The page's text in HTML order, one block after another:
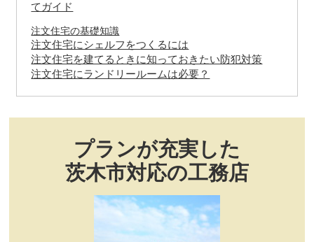
てガイド
注文住宅の基礎知識
注文住宅にシェルフをつくるには
注文住宅を建てるときに知っておきたい防犯対策
注文住宅にランドリールームは必要？
プランが充実した
茨木市対応の工務店